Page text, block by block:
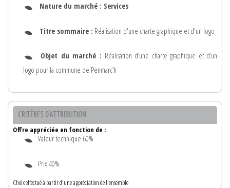
Nature du marché : Services
Titre sommaire : Réalisation d'une charte graphique et d'un logo
Objet du marché : Réalisation d’une charte graphique et d’un
logo pour la commune de Penmarc’h
CRITÈRES D'ATTRIBUTION
Offre appréciée en fonction de :
Valeur technique 60%
Prix 40%
Choix effectué à partir d'une appréciation de l'ensemble